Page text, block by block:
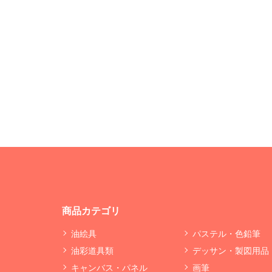
商品カテゴリ
油絵具
油彩道具類
キャンバス・パネル
パステル・色鉛筆
デッサン・製図用品
画筆